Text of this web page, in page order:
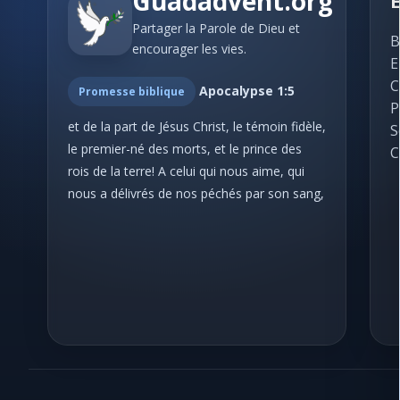
Victoire en Christ 16
Jeunesse: Récréation
Les enfants 40
Duo et Choeurs 47
#38 - Abandonne ta vie
#40 - C'est de toi, Père saint
#41 - Gloire à toi, Dieu puissant!
#42 - À toi la gloire!
Partager la Parole de Dieu et
encourager les vies.
Promesse biblique Apocalypse 1:5
et de la part de Jésus Christ, le témoin fidèle,
le premier-né des morts, et le prince des
rois de la terre! A celui qui nous aime, qui
nous a délivrés de nos péchés par son sang,